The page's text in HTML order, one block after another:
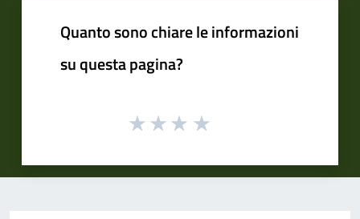
Quanto sono chiare le informazioni
su questa pagina?